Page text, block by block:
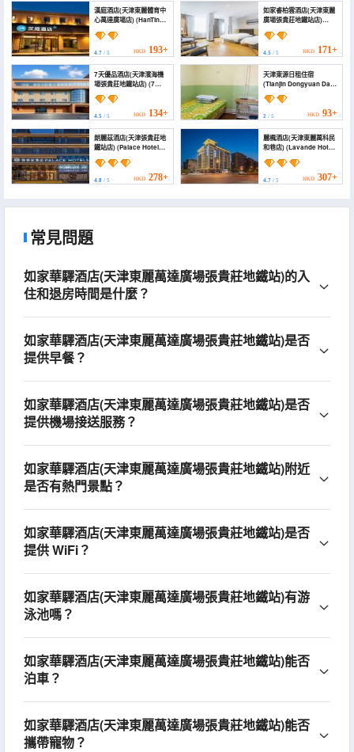
漢庭酒店(天津東麗體育中
心萬達廣場店) (HanTing
Hotel (Tianjin Dongli
Sports Center Wanda
Plaza))
4.7 / 5 HKD 193+
如家睿柏雲酒店(天津東麗
廣場張貴莊地鐵站店)
(Homeinn Ripple Hotel
(Tianjin Dongli Plaza
Zhangguizhuang
Subway Station))
4.5/ 5 HKD 171+
7天優品酒店(天津濱海機
場張貴莊地鐵站店) (7
Days Premium Hotel
(Tianjin Binhai Airport
Zhangguizhuang))
4.5 / 5 HKD 134+
天津東源日租住宿
(Tianjin Dongyuan Daily
Rental
Accommodation)
2/ 5 HKD 93+
朗麗茲酒店(天津張貴莊地
鐵站店) (Palace Hotel
Zhangguizhuang
Subway Station))
4.8 / 5 HKD 278+
麗楓酒店(天津東麗萬科民
和巷店) (Lavande Hotel
Minhe Alley Shop))
4.7/ 5 HKD 307+
常見問題
如家華驛酒店(天津東麗萬達廣場張貴莊地鐵站)的入
住和退房時間是什麼？
如家華驛酒店(天津東麗萬達廣場張貴莊地鐵站)是否
提供早餐？
如家華驛酒店(天津東麗萬達廣場張貴莊地鐵站)是否
提供機場接送服務？
如家華驛酒店(天津東麗萬達廣場張貴莊地鐵站)附近
是否有熱門景點？
如家華驛酒店(天津東麗萬達廣場張貴莊地鐵站)是否
提供 WiFi？
如家華驛酒店(天津東麗萬達廣場張貴莊地鐵站)有游
泳池嗎？
如家華驛酒店(天津東麗萬達廣場張貴莊地鐵站)能否
泊車？
如家華驛酒店(天津東麗萬達廣場張貴莊地鐵站)能否
攜帶寵物？